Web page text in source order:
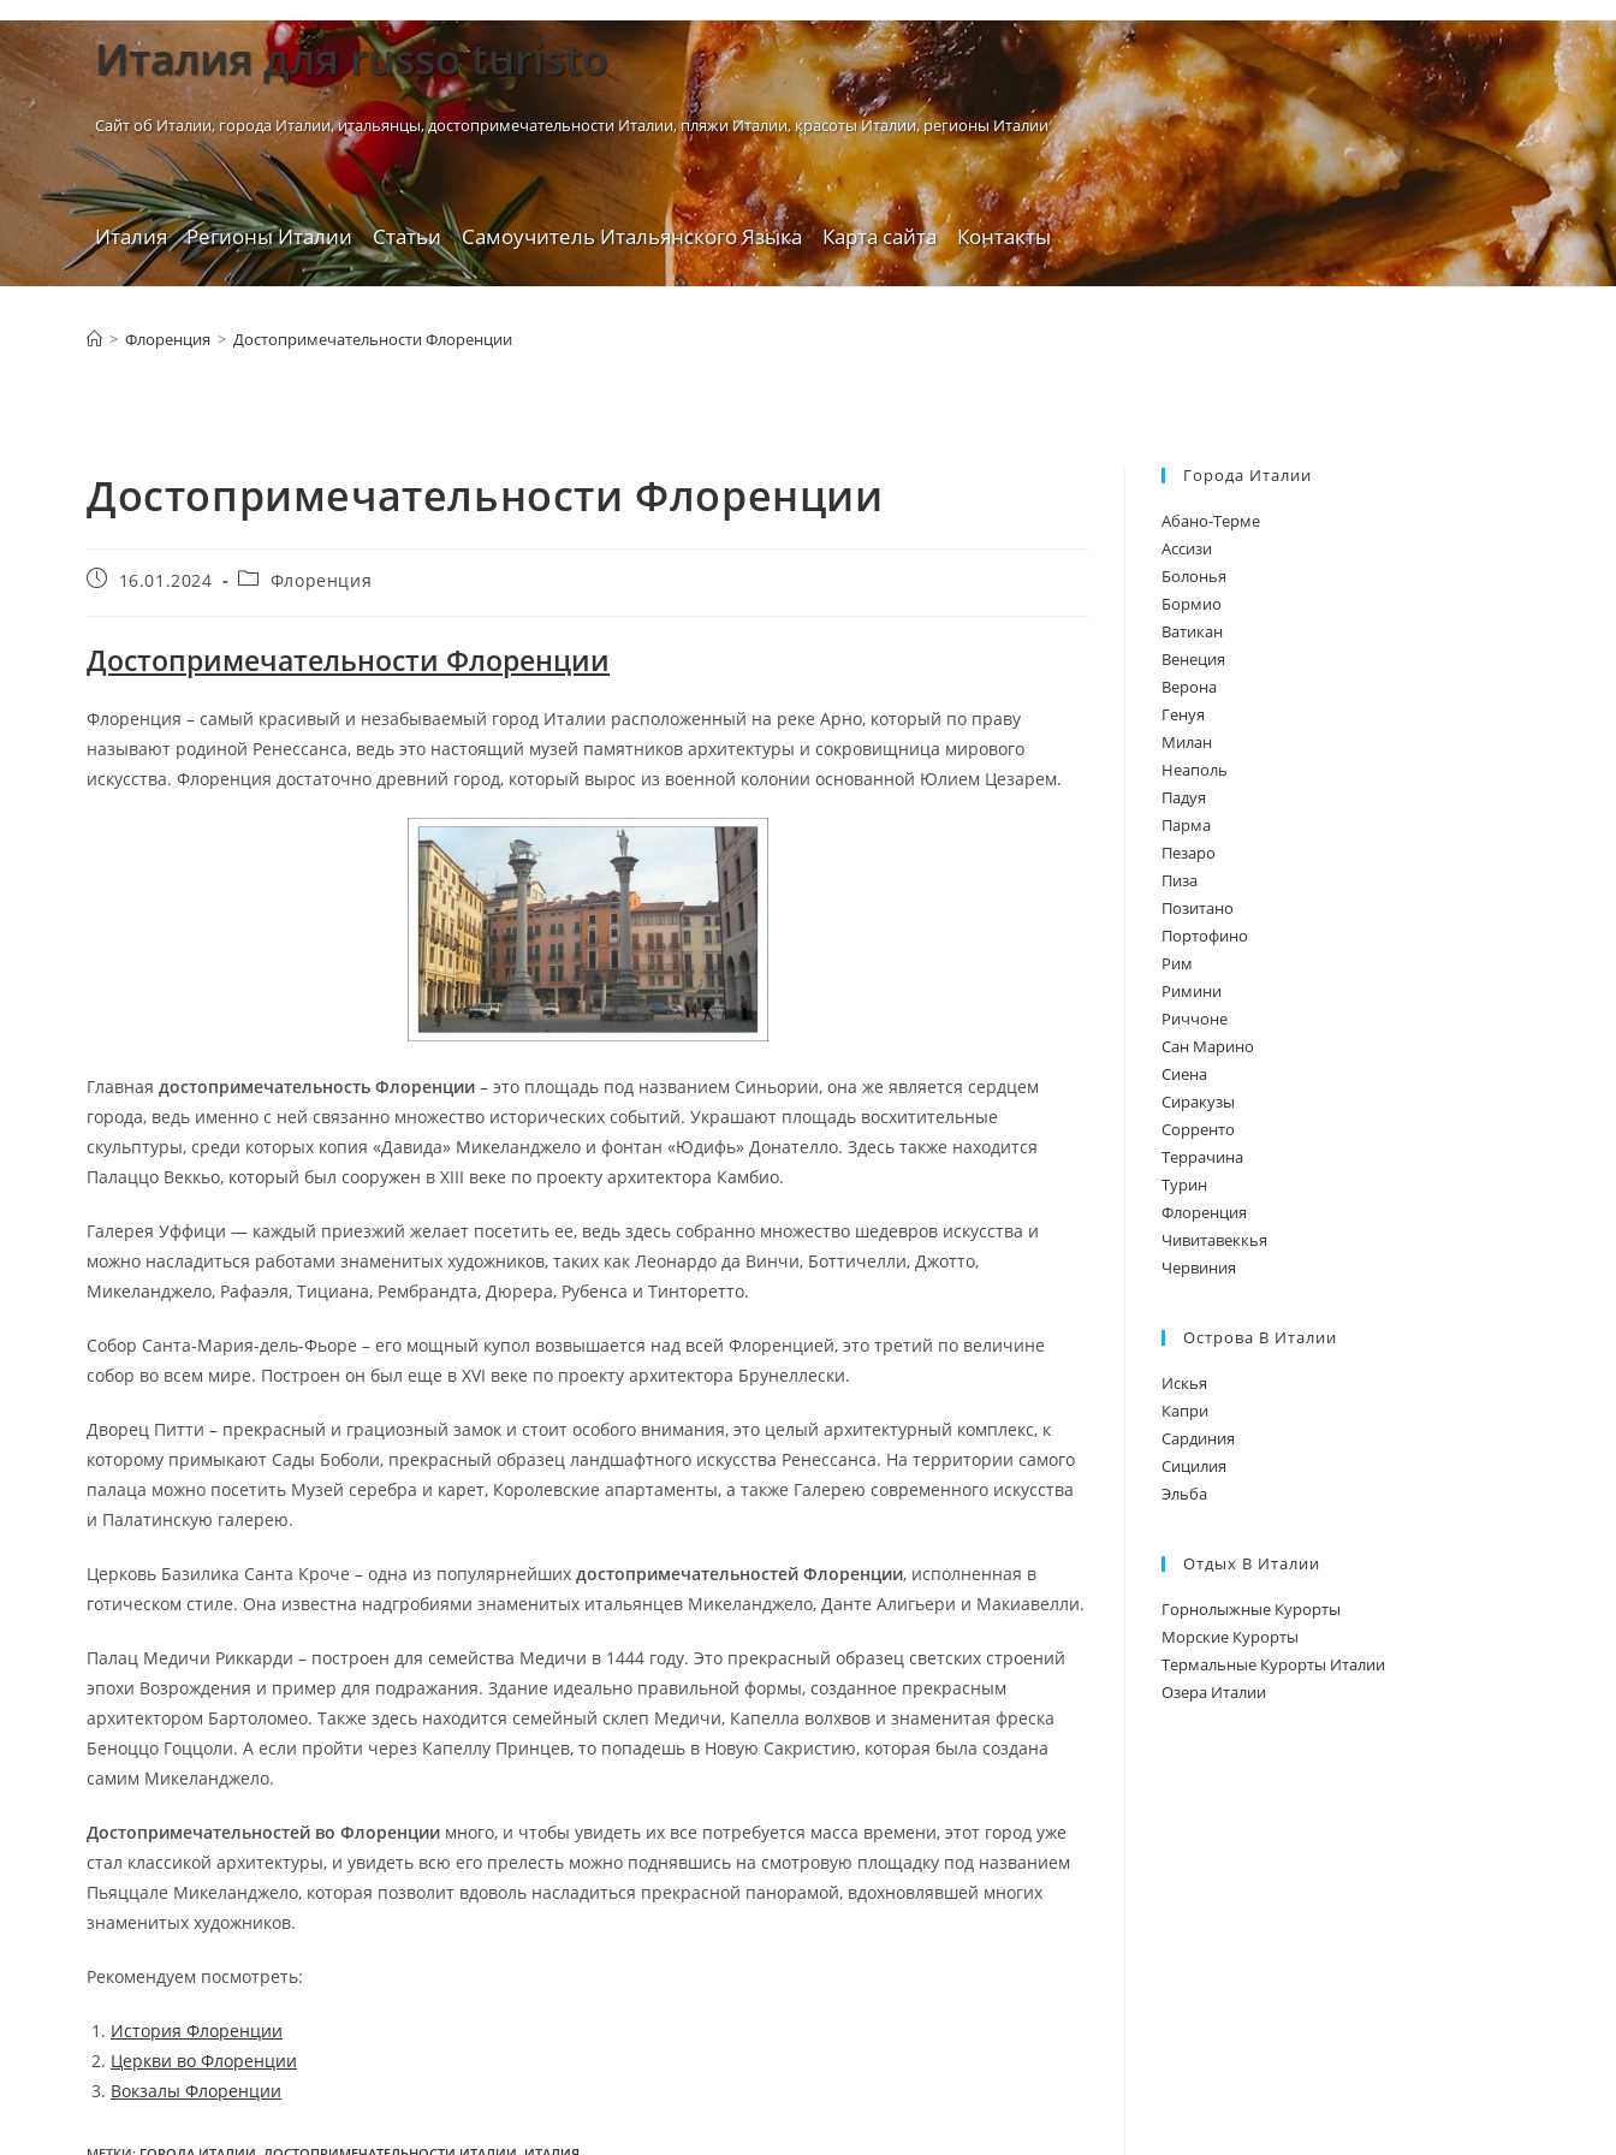
содержимомуИталия для russo turistо
Сайт об Италии, города Италии, итальянцы, достопримечательности Италии, пляжи Италии, красоты Италии, регионы Италии
Италия Регионы Италии Статьи Самоучитель Итальянского Языка Карта сайта Контакты
> Флоренция > Достопримечательности Флоренции
Достопримечательности Флоренции
Запись16.01.2024
Рубрика
Флоренция
Достопримечательности Флоренции
Флоренция – самый красивый и незабываемый город Италии расположенный на реке Арно, который по праву
называют родиной Ренессанса, ведь это настоящий музей памятников архитектуры и сокровищница мирового
искусства. Флоренция достаточно древний город, который вырос из военной колонии основанной Юлием Цезарем.
Главная достопримечательность Флоренции – это площадь под названием Синьории, она же является сердцем
города, ведь именно с ней связанно множество исторических событий. Украшают площадь восхитительные
скульптуры, среди которых копия «Давида» Микеланджело и фонтан «Юдифь» Донателло. Здесь также находится
Палаццо Веккьо, который был сооружен в XIII веке по проекту архитектора Камбио.
Галерея Уффици — каждый приезжий желает посетить ее, ведь здесь собранно множество шедевров искусства и
можно насладиться работами знаменитых художников, таких как Леонардо да Винчи, Боттичелли, Джотто,
Микеланджело, Рафаэля, Тициана, Рембрандта, Дюрера, Рубенса и Тинторетто.
Собор Санта-Мария-дель-Фьоре – его мощный купол возвышается над всей Флоренцией, это третий по величине
собор во всем мире. Построен он был еще в XVI веке по проекту архитектора Брунеллески.
Дворец Питти – прекрасный и грациозный замок и стоит особого внимания, это целый архитектурный комплекс, к
которому примыкают Сады Боболи, прекрасный образец ландшафтного искусства Ренессанса. На территории самого
палаца можно посетить Музей серебра и карет, Королевские апартаменты, а также Галерею современного искусства
и Палатинскую галерею.
Церковь Базилика Санта Кроче – одна из популярнейших достопримечательностей Флоренции, исполненная в
готическом стиле. Она известна надгробиями знаменитых итальянцев Микеланджело, Данте Алигьери и Макиавелли.
Палац Медичи Риккарди – построен для семейства Медичи в 1444 году. Это прекрасный образец светских строений
эпохи Возрождения и пример для подражания. Здание идеально правильной формы, созданное прекрасным
архитектором Бартоломео. Также здесь находится семейный склеп Медичи, Капелла волхвов и знаменитая фреска
Беноццо Гоццоли. А если пройти через Капеллу Принцев, то попадешь в Новую Сакристию, которая была создана
самим Микеланджело.
Достопримечательностей во Флоренции много, и чтобы увидеть их все потребуется масса времени, этот город уже
стал классикой архитектуры, и увидеть всю его прелесть можно поднявшись на смотровую площадку под названием
Пьяццале Микеланджело, которая позволит вдоволь насладиться прекрасной панорамой, вдохновлявшей многих
знаменитых художников.
Рекомендуем посмотреть:
История Флоренции
Церкви во Флоренции
Вокзалы Флоренции
Города Италии
Абано-Терме
Ассизи
Болонья
Бормио
Ватикан
Венеция
Верона
Генуя
Милан
Неаполь
Падуя
Парма
Пезаро
Пиза
Позитано
Портофино
Рим
Римини
Риччоне
Сан Марино
Сиена
Сиракузы
Сорренто
Террачина
Турин
Флоренция
Чивитавеккья
Червиния
Острова В Италии
Искья
Капри
Сардиния
Сицилия
Эльба
Отдых В Италии
Горнолыжные Курорты
Морские Курорты
Термальные Курорты Италии
Озера Италии